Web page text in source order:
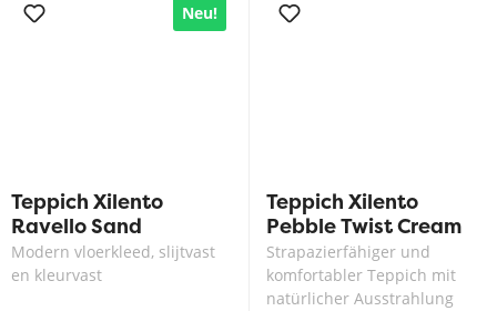
Neu!
Teppich Xilento
Ravello Sand
Modern vloerkleed, slijtvast
en kleurvast
Teppich Xilento
Pebble Twist Cream
Strapazierfähiger und
komfortabler Teppich mit
natürlicher Ausstrahlung